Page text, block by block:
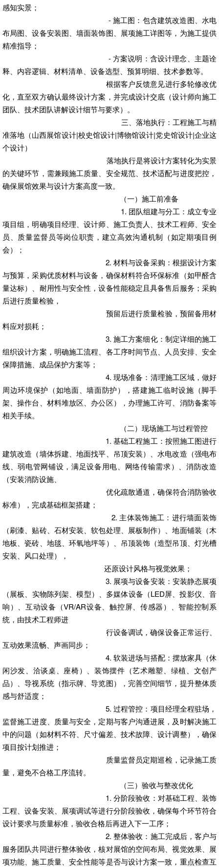
感知实景；
- 施工图：包含建筑改造图、水电
布局图、设备安装图、墙面装饰图、展项施工详图等，为施工提供
精准指导；
- 方案说明：含设计理念、主题诠
释、内容逻辑、材料清单、设备选型、预算明细、技术参数等。
根据客户反馈意见进行多轮修改优
化，直至双方确认最终设计方案，并完成设计交底（设计师向施工
团队、技术团队讲解设计细节与要求）。
三、落地执行：工程施工与精
准落地 （山西展馆设计|校史馆设计|博物馆设计|党史馆设计|企业这
个设计）
落地执行是将设计方案转化为实景
的关键环节，需兼顾施工质量、安全规范、技术适配与进度把控，
确保展馆效果与设计方案高度一致。
（一）施工前准备
1. 团队组建与分工：成立专业
项目组，明确项目经理、设计师、施工负责人、技术工程师、安全
员、质量监督员等岗位职责，建立高效沟通机制（如定期项目例
会）；
2. 材料与设备采购：根据设计方案
与预算，采购优质材料与设备，确保材料符合环保标准（如甲醛含
量达标）、耐用性与安全性，设备性能稳定且具备售后服务；采购
后进行质量检验，
预留后进行质量检验，预留备用材
料应对损耗；
3. 施工方案细化：制定详细的施工
组织设计方案，明确施工流程、各工序时间节点、人员安排、安全
保障措施、成品保护方案等；
4. 现场准备：清理施工区域，做好
周边环境保护（如地面、墙面防护），搭建施工临时设施（脚手
架、操作台、材料堆放区、办公区），办理施工许可、消防备案等
相关手续。
（二）现场施工与过程管控
1. 基础工程施工：按照施工图进行
建筑改造（墙体拆建、地面找平、吊顶安装）、水电改造（强电布
线、弱电管网铺设，满足设备用电、网络传输需求）、消防改造
（安装消防设施、
优化疏散通道，确保符合消防验收
标准），完成基础框架搭建；
2. 主体装饰施工：进行墙面装饰
（刷漆、贴砖、石材安装、软包处理、展板制作）、地面铺装（木
地板、瓷砖、地毯、环氧地坪等）、吊顶装饰（造型吊顶、灯光槽
安装、风口处理），
还原设计风格与视觉效果；
3. 展项与设备安装：安装静态展项
（展板、实物陈列架、模型）、多媒体设备（LED屏、投影仪、音
响）、互动设备（VR/AR设备、触控屏、传感器）、智能控制系
统，由技术工程师进
行设备调试，确保设备正常运行、
互动效果流畅、声画同步；
4. 软装进场与搭配：摆放家具（休
闲沙发、洽谈桌、座椅）、装饰摆件（艺术雕塑、绿植、文创产
品）、导视系统（指示牌、导览图），完善空间细节，提升整体质
感与舒适度；
5. 过程管控：项目经理全程驻场，
监督施工进度、质量与安全，定期与客户沟通进展，及时解决施工
中的问题（如材料不符、尺寸偏差、技术故障、设计调整），确保
项目按计划推进；
质量监督员定期巡检，记录施工质
量，避免不合格工序流转。
（三）验收与整改优化
1. 分阶段验收：对基础工程、装饰
工程、设备安装、展项调试等进行分阶段验收，确保每个环节符合
设计要求与质量标准，验收合格后再进入下一工序；
2. 整体验收：施工完成后，客户与
服务团队共同进行整体验收，核对展馆的空间布局、视觉效果、展
项功能、施工质量、安全性能等是否与设计方案一致，重点检查互